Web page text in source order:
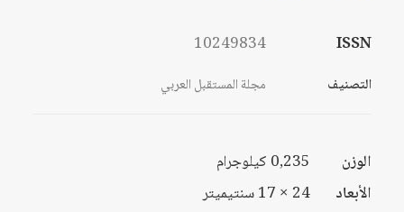
من
خلال
ISSN
10249834
التصنيف مجلة المستقبل العربي
الوزن
0,235 كيلوجرام
الأبعاد
24 × 17 سنتيميتر